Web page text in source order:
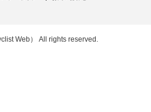
Web） All rights reserved.